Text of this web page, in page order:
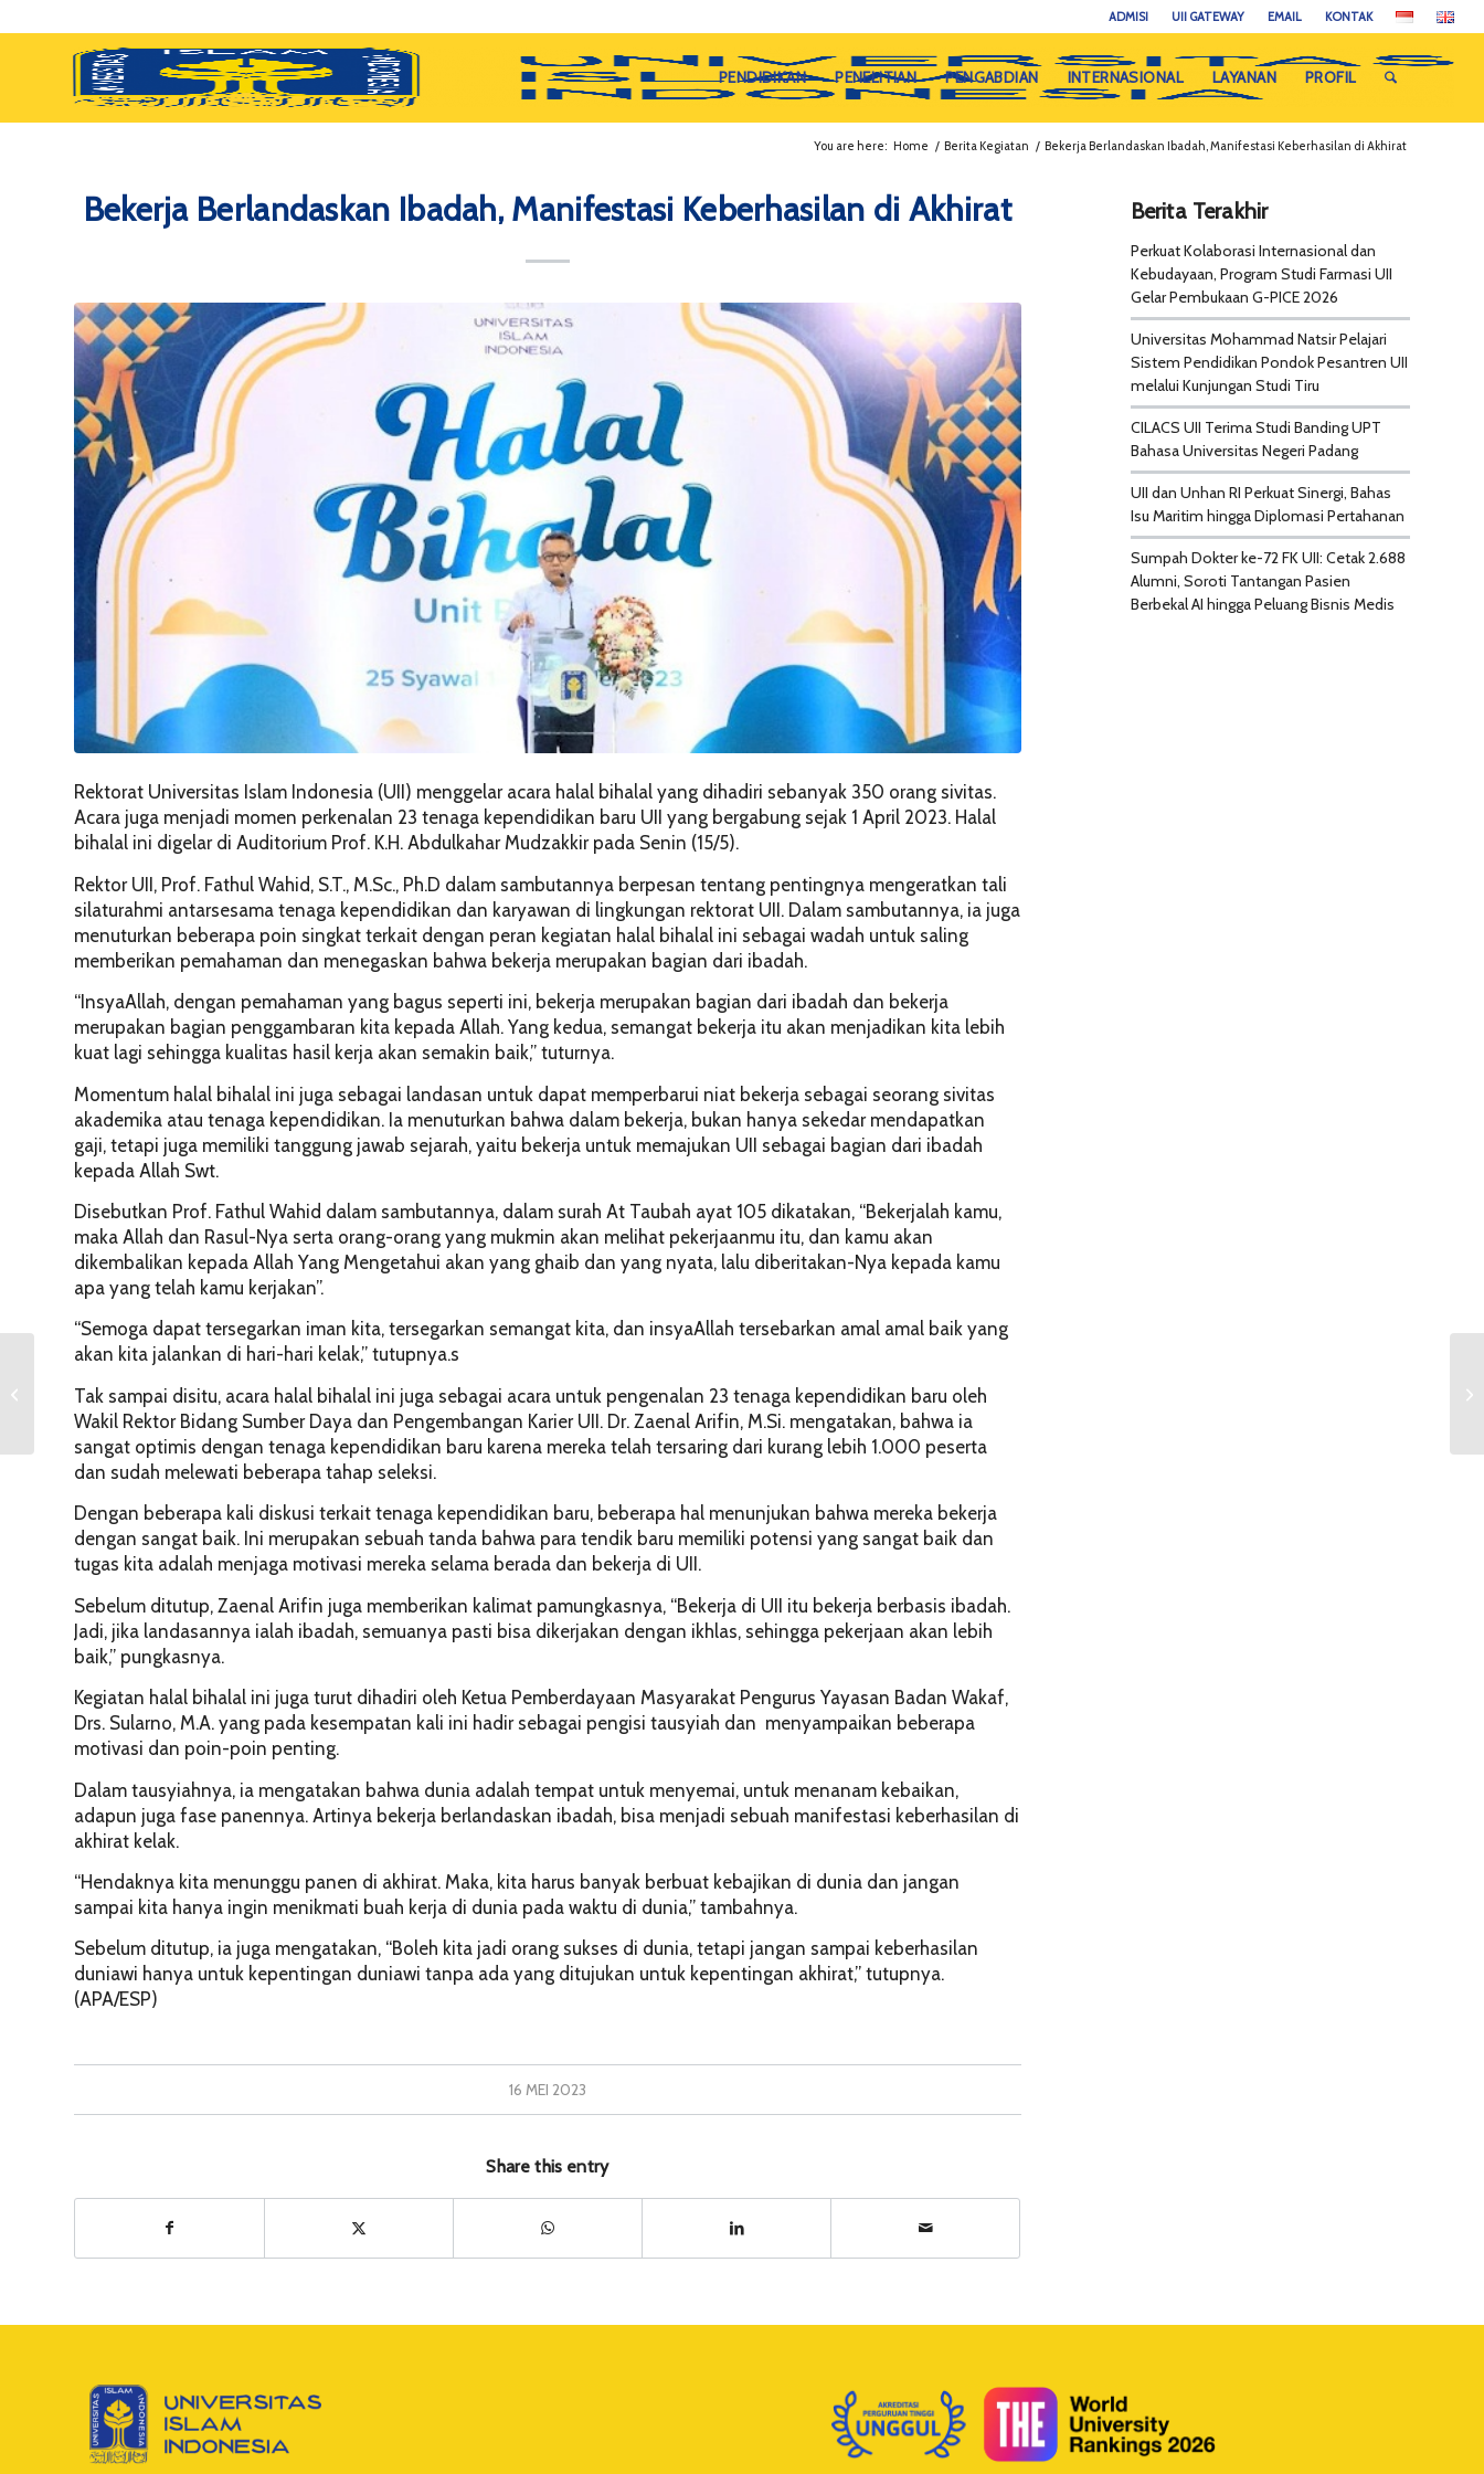
ADMISI UII GATEWAY EMAIL KONTAK
PENDIDIKAN PENELITIAN PENGABDIAN INTERNASIONAL LAYANAN PROFIL
You are here: Home / Berita Kegiatan / Bekerja Berlandaskan Ibadah, Manifestasi Keberhasilan di Akhirat
Bekerja Berlandaskan Ibadah, Manifestasi Keberhasilan di Akhirat
Rektorat Universitas Islam Indonesia (UII) menggelar acara halal bihalal yang dihadiri sebanyak 350 orang sivitas.
Acara juga menjadi momen perkenalan 23 tenaga kependidikan baru UII yang bergabung sejak 1 April 2023. Halal
bihalal ini digelar di Auditorium Prof. K.H. Abdulkahar Mudzakkir pada Senin (15/5).
Rektor UII, Prof. Fathul Wahid, S.T., M.Sc., Ph.D dalam sambutannya berpesan tentang pentingnya mengeratkan tali
silaturahmi antarsesama tenaga kependidikan dan karyawan di lingkungan rektorat UII. Dalam sambutannya, ia juga
menuturkan beberapa poin singkat terkait dengan peran kegiatan halal bihalal ini sebagai wadah untuk saling
memberikan pemahaman dan menegaskan bahwa bekerja merupakan bagian dari ibadah.
“InsyaAllah, dengan pemahaman yang bagus seperti ini, bekerja merupakan bagian dari ibadah dan bekerja
merupakan bagian penggambaran kita kepada Allah. Yang kedua, semangat bekerja itu akan menjadikan kita lebih
kuat lagi sehingga kualitas hasil kerja akan semakin baik,” tuturnya.
Momentum halal bihalal ini juga sebagai landasan untuk dapat memperbarui niat bekerja sebagai seorang sivitas
akademika atau tenaga kependidikan. Ia menuturkan bahwa dalam bekerja, bukan hanya sekedar mendapatkan
gaji, tetapi juga memiliki tanggung jawab sejarah, yaitu bekerja untuk memajukan UII sebagai bagian dari ibadah
kepada Allah Swt.
Disebutkan Prof. Fathul Wahid dalam sambutannya, dalam surah At Taubah ayat 105 dikatakan, “Bekerjalah kamu,
maka Allah dan Rasul-Nya serta orang-orang yang mukmin akan melihat pekerjaanmu itu, dan kamu akan
dikembalikan kepada Allah Yang Mengetahui akan yang ghaib dan yang nyata, lalu diberitakan-Nya kepada kamu
apa yang telah kamu kerjakan”.
“Semoga dapat tersegarkan iman kita, tersegarkan semangat kita, dan insyaAllah tersebarkan amal amal baik yang
akan kita jalankan di hari-hari kelak,” tutupnya.s
Tak sampai disitu, acara halal bihalal ini juga sebagai acara untuk pengenalan 23 tenaga kependidikan baru oleh
Wakil Rektor Bidang Sumber Daya dan Pengembangan Karier UII. Dr. Zaenal Arifin, M.Si. mengatakan, bahwa ia
sangat optimis dengan tenaga kependidikan baru karena mereka telah tersaring dari kurang lebih 1.000 peserta
dan sudah melewati beberapa tahap seleksi.
Dengan beberapa kali diskusi terkait tenaga kependidikan baru, beberapa hal menunjukan bahwa mereka bekerja
dengan sangat baik. Ini merupakan sebuah tanda bahwa para tendik baru memiliki potensi yang sangat baik dan
tugas kita adalah menjaga motivasi mereka selama berada dan bekerja di UII.
Sebelum ditutup, Zaenal Arifin juga memberikan kalimat pamungkasnya, “Bekerja di UII itu bekerja berbasis ibadah.
Jadi, jika landasannya ialah ibadah, semuanya pasti bisa dikerjakan dengan ikhlas, sehingga pekerjaan akan lebih
baik,” pungkasnya.
Kegiatan halal bihalal ini juga turut dihadiri oleh Ketua Pemberdayaan Masyarakat Pengurus Yayasan Badan Wakaf,
Drs. Sularno, M.A. yang pada kesempatan kali ini hadir sebagai pengisi tausyiah dan menyampaikan beberapa
motivasi dan poin-poin penting.
Dalam tausyiahnya, ia mengatakan bahwa dunia adalah tempat untuk menyemai, untuk menanam kebaikan,
adapun juga fase panennya. Artinya bekerja berlandaskan ibadah, bisa menjadi sebuah manifestasi keberhasilan di
akhirat kelak.
“Hendaknya kita menunggu panen di akhirat. Maka, kita harus banyak berbuat kebajikan di dunia dan jangan
sampai kita hanya ingin menikmati buah kerja di dunia pada waktu di dunia,” tambahnya.
Sebelum ditutup, ia juga mengatakan, “Boleh kita jadi orang sukses di dunia, tetapi jangan sampai keberhasilan
duniawi hanya untuk kepentingan duniawi tanpa ada yang ditujukan untuk kepentingan akhirat,” tutupnya.
(APA/ESP)
16 MEI 2023
Share this entry
Berita Terakhir
Perkuat Kolaborasi Internasional dan
Kebudayaan, Program Studi Farmasi UII
Gelar Pembukaan G-PICE 2026
Universitas Mohammad Natsir Pelajari
Sistem Pendidikan Pondok Pesantren UII
melalui Kunjungan Studi Tiru
CILACS UII Terima Studi Banding UPT
Bahasa Universitas Negeri Padang
UII dan Unhan RI Perkuat Sinergi, Bahas
Isu Maritim hingga Diplomasi Pertahanan
Sumpah Dokter ke-72 FK UII: Cetak 2.688
Alumni, Soroti Tantangan Pasien
Berbekal AI hingga Peluang Bisnis Medis
Prof. Yandi Syukri Ingin
Perkuat Mutu
Pendidikan Tinggi
Farmasi di Indonesi...